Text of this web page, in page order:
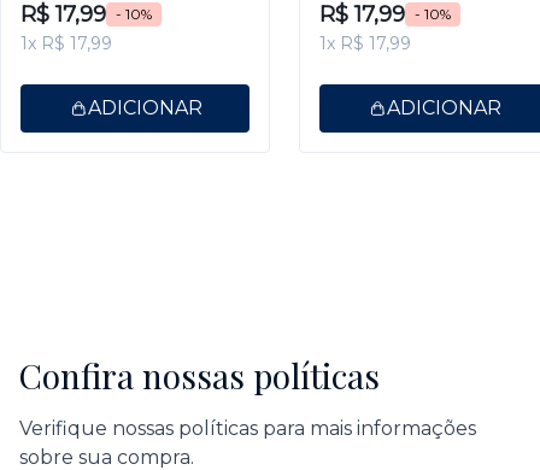
R$ 17,99 - 10%
1x R$ 17,99
ADICIONAR
R$ 17,99 - 10%
1x R$ 17,99
ADICIONAR
Confira nossas políticas
Verifique nossas políticas para mais informações
sobre sua compra.